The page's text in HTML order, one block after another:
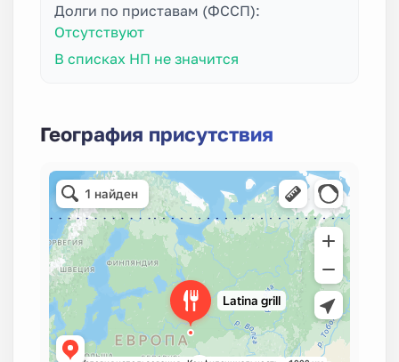
Долги по приставам (ФССП):
Отсутствуют
В списках НП не значится
География присутствия